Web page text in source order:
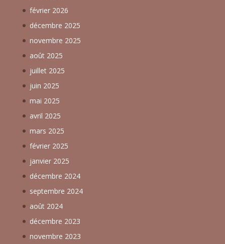
février 2026
décembre 2025
novembre 2025
août 2025
juillet 2025
juin 2025
mai 2025
avril 2025
mars 2025
février 2025
janvier 2025
décembre 2024
septembre 2024
août 2024
décembre 2023
novembre 2023